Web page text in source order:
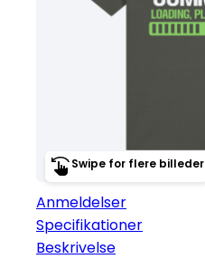
Swipe for flere billeder
Anmeldelser
Specifikationer
Beskrivelse